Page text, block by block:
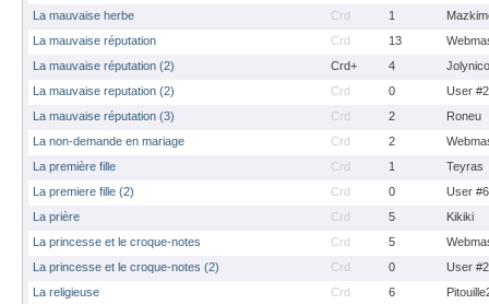
La mauvaise herbe
Crd 1
La mauvaise réputation
Crd 13
La mauvaise réputation (2)
Crd+ 4
Jolynico
La mauvaise reputation (2)
Crd 0
User
La mauvaise réputation (3)
Crd 2
Roneu
La non-demande en mariage
Crd 2
La première fille
Crd 1
Teyras
La premiere fille (2)
Crd 0
User
La prière
Crd 5
Kikiki
La princesse et le croque-notes
Crd 5
La princesse et le croque-notes (2)
Crd 0
User
La religieuse
Crd 6